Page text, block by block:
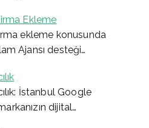
Ekleme
ekleme konusunda
Ajansı desteği…
İstanbul Google
dijital…